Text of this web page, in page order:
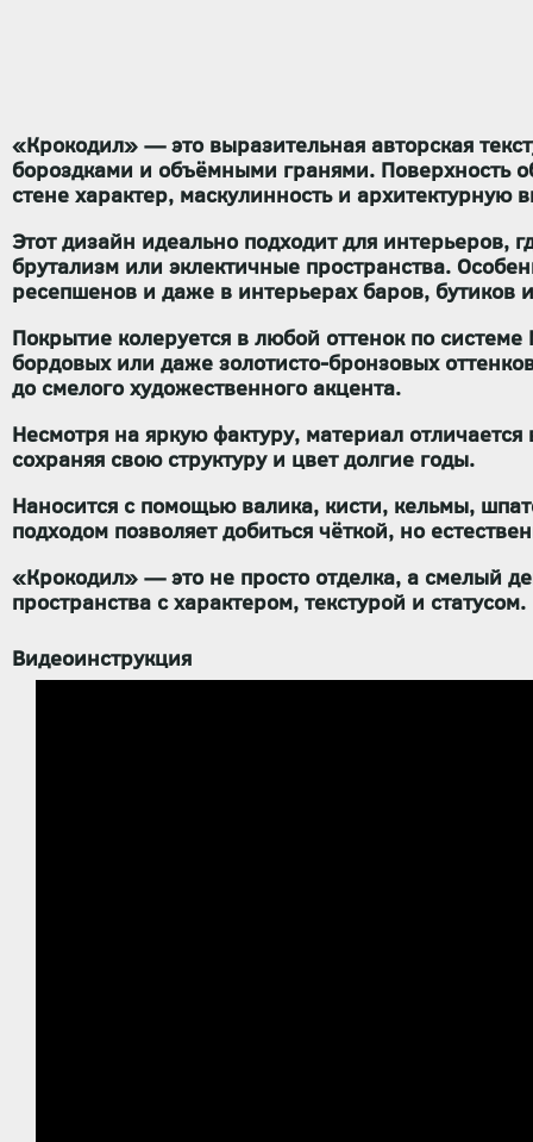
«Крокодил» — это выразительная авторская
бороздками и объёмными гранями. Поверхность
стене характер, маскулинность и архитектурную
Этот дизайн идеально подходит для интерьеров,
брутализм или эклектичные пространства.
ресепшенов и даже в интерьерах баров, бутиков
Покрытие колеруется в любой оттенок по системе
бордовых или даже золотисто-бронзовых
до смелого художественного акцента.
Несмотря на яркую фактуру, материал
сохраняя свою структуру и цвет долгие годы.
Наносится с помощью валика, кисти, кельмы,
подходом позволяет добиться чёткой, но
«Крокодил» — это не просто отделка, а смелый
пространства с характером, текстурой и статусом.
Видеоинструкция